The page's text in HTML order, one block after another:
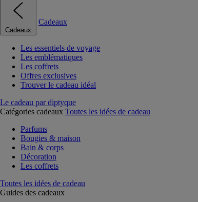
Cadeaux
Cadeaux
Les essentiels de voyage
Les emblématiques
Les coffrets
Offres exclusives
Trouver le cadeau idéal
Le cadeau par diptyque
Catégories cadeaux Toutes les idées de cadeau
Parfums
Bougies & maison
Bain & corps
Décoration
Les coffrets
Toutes les idées de cadeau
Guides des cadeaux